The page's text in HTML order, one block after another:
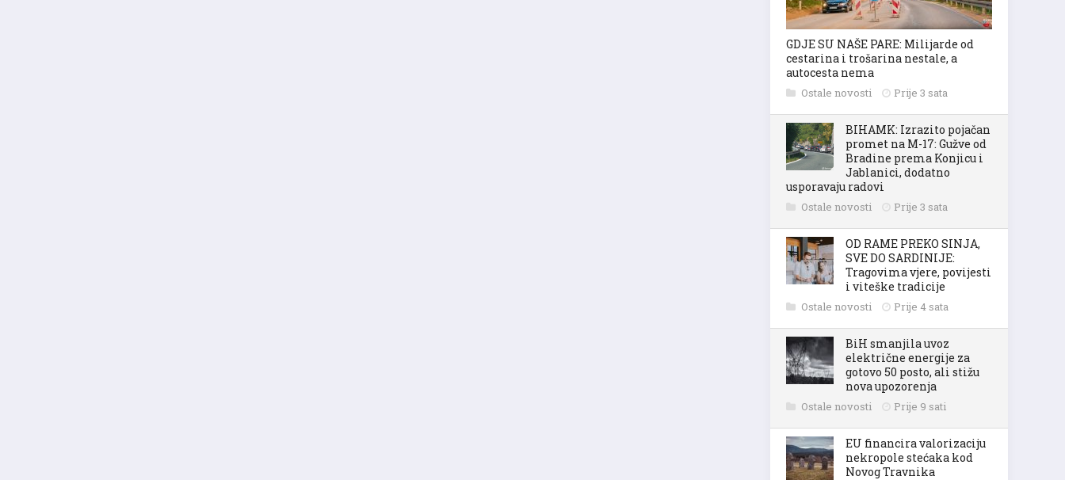
GDJE SU NAŠE PARE: Milijarde od
cestarina i trošarina nestale, a
autocesta nema
Ostale novosti Prije 3 sata
BIHAMK: Izrazito pojačan
promet na M-17: Gužve od
Bradine prema Konjicu i
Jablanici, dodatno
usporavaju radovi
Ostale novosti Prije 3 sata
OD RAME PREKO SINJA,
SVE DO SARDINIJE:
Tragovima vjere, povijesti
i viteške tradicije
Ostale novosti Prije 4 sata
BiH smanjila uvoz
električne energije za
gotovo 50 posto, ali stižu
nova upozorenja
Ostale novosti Prije 9 sati
EU financira valorizaciju
nekropole stećaka kod
Novog Travnika